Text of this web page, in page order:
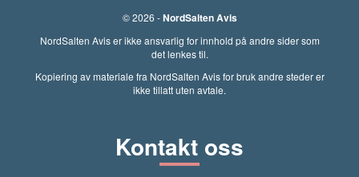
© 2026 -NordSalten Avis
NordSalten Avis er ikke ansvarlig for innhold på andre sider som
det lenkes til.
Kopiering av materiale fra NordSalten Avis for bruk andre steder er
ikke tillatt uten avtale.
Kontakt oss